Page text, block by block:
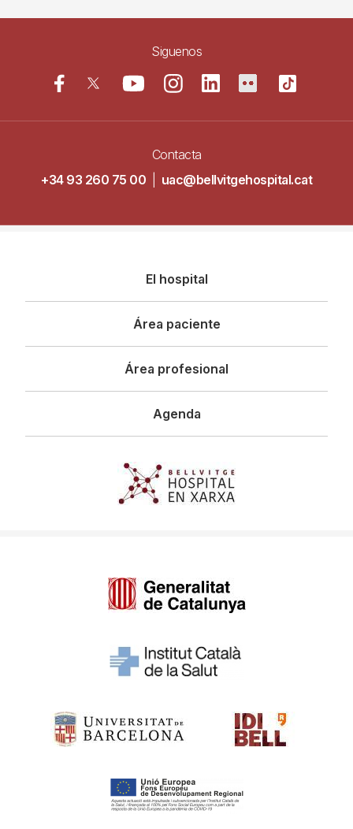
Siguenos
Contacta
+34 93 260 75 00
uac@bellvitgehospital.cat
principal
El hospital
Área paciente
Área profesional
Agenda